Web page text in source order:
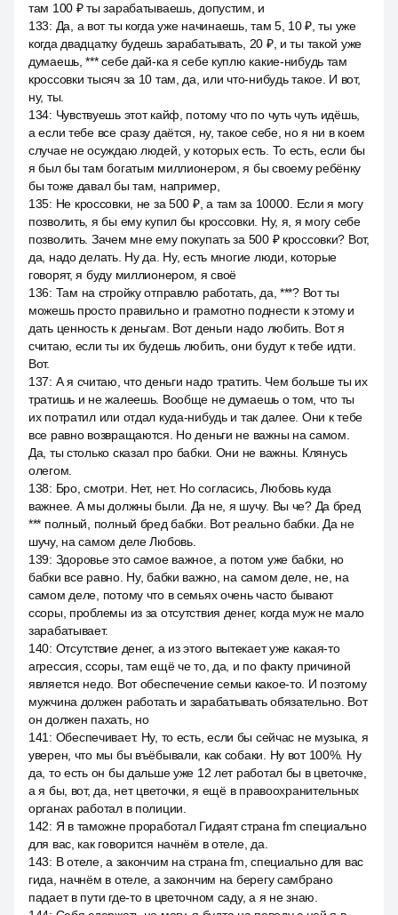
там 100 ₽ ты зарабатываешь, допустим, и
133: Да, а вот ты когда уже начинаешь, там 5, 10 ₽, ты уже
когда двадцатку будешь зарабатывать, 20 ₽, и ты такой уже
думаешь, *** себе дай-ка я себе куплю какие-нибудь там
кроссовки тысяч за 10 там, да, или что-нибудь такое. И вот,
ну, ты.
134: Чувствуешь этот кайф, потому что по чуть чуть идёшь,
а если тебе все сразу даётся, ну, такое себе, но я ни в коем
случае не осуждаю людей, у которых есть. То есть, если бы
я был бы там богатым миллионером, я бы своему ребёнку
бы тоже давал бы там, например,
135: Не кроссовки, не за 500 ₽, а там за 10000. Если я могу
позволить, я бы ему купил бы кроссовки. Ну, я, я могу себе
позволить. Зачем мне ему покупать за 500 ₽ кроссовки? Вот,
да, надо делать. Ну да. Ну, есть многие люди, которые
говорят, я буду миллионером, я своё
136: Там на стройку отправлю работать, да, ***? Вот ты
можешь просто правильно и грамотно поднести к этому и
дать ценность к деньгам. Вот деньги надо любить. Вот я
считаю, если ты их будешь любить, они будут к тебе идти.
Вот.
137: А я считаю, что деньги надо тратить. Чем больше ты их
тратишь и не жалеешь. Вообще не думаешь о том, что ты
их потратил или отдал куда-нибудь и так далее. Они к тебе
все равно возвращаются. Но деньги не важны на самом.
Да, ты столько сказал про бабки. Они не важны. Клянусь
олегом.
138: Бро, смотри. Нет, нет. Но согласись, Любовь куда
важнее. А мы должны были. Да не, я шучу. Вы че? Да бред
*** полный, полный бред бабки. Вот реально бабки. Да не
шучу, на самом деле Любовь.
139: Здоровье это самое важное, а потом уже бабки, но
бабки все равно. Ну, бабки важно, на самом деле, не, на
самом деле, потому что в семьях очень часто бывают
ссоры, проблемы из за отсутствия денег, когда муж не мало
зарабатывает.
140: Отсутствие денег, а из этого вытекает уже какая-то
агрессия, ссоры, там ещё че то, да, и по факту причиной
является недо. Вот обеспечение семьи какое-то. И поэтому
мужчина должен работать и зарабатывать обязательно. Вот
он должен пахать, но
141 : Обеспечивает. Ну, то есть, если бы сейчас не музыка, я
уверен, что мы бы въёбывали, как собаки. Ну вот 100%. Ну
да, то есть он бы дальше уже 12 лет работал бы в цветочке,
а я бы, вот, да, нет цветочки, я ещё в правоохранительных
органах работал в полиции.
142: Я в таможне проработал Гидаят страна fm специально
для вас, как говорится начнём в отеле, да.
143: В отеле, а закончим на страна fm, специально для вас
гида, начнём в отеле, а закончим на берегу самбрано
падает в пути где-то в цветочном саду, а я не знаю.